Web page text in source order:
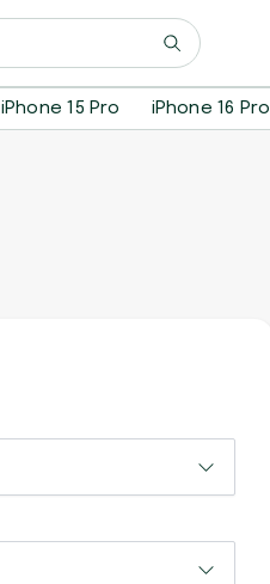
iPhone 15 Pro iPhone 16 Pro